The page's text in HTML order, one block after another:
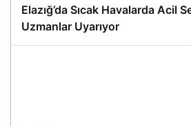
Elazığ’da Sıcak Havalarda Acil
Uzmanlar Uyarıyor